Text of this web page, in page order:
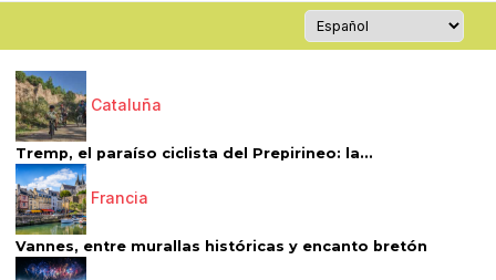
Cataluña
Tremp, el paraíso ciclista del Prepirineo: la...
Francia
Vannes, entre murallas históricas y encanto bretón